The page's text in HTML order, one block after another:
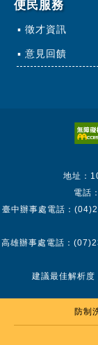
便民服務
徵才資訊
意見回饋
地址：
電話
臺中辦事處電話：
高雄辦事處電話：
建議最佳解析
防制